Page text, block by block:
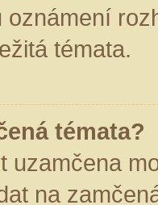
oznámení
témata.
témata?
uzamčena
na